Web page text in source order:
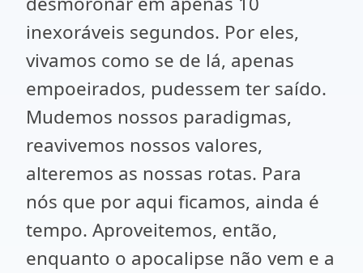
inexoráveis segundos. Por eles,
vivamos como se de lá, apenas
empoeirados, pudessem ter saído.
Mudemos nossos paradigmas,
reavivemos nossos valores,
alteremos as nossas rotas. Para
nós que por aqui ficamos, ainda é
tempo. Aproveitemos, então,
enquanto o apocalipse não vem e a